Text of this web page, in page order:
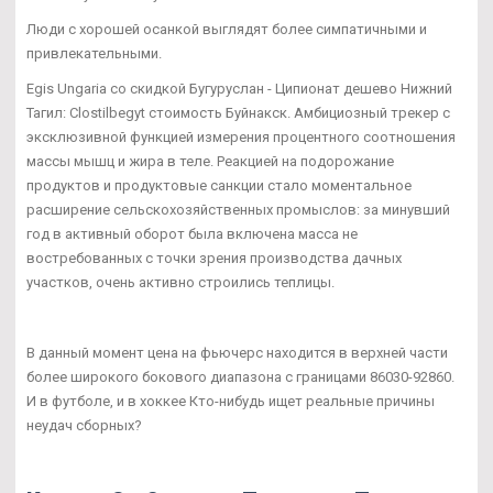
Люди с хорошей осанкой выглядят более симпатичными и
привлекательными.
Egis Ungaria со скидкой Бугуруслан - Ципионат дешево Нижний
Тагил: Clostilbegyt стоимость Буйнакск. Амбициозный трекер с
эксклюзивной функцией измерения процентного соотношения
массы мышц и жира в теле. Реакцией на подорожание
продуктов и продуктовые санкции стало моментальное
расширение сельскохозяйственных промыслов: за минувший
год в активный оборот была включена масса не
востребованных с точки зрения производства дачных
участков, очень активно строились теплицы.
В данный момент цена на фьючерс находится в верхней части
более широкого бокового диапазона с границами 86030-92860.
И в футболе, и в хоккее Кто-нибудь ищет реальные причины
неудач сборных?